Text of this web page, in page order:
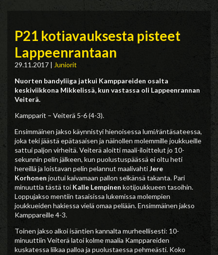
P21 kotiavauksesta pisteet
Lappeenrantaan
29.11.2017 | Juniorit
Nuorten bandyliiga jatkui Kamppareiden osalta
keskiviikkona Mikkelissä, kun vastassa oli Lappeenrannan
Veiterä.
Kampparit – Veiterä 5-6 (4-3).
Ensimmäinen jakso käynnistyi hienoisessa lumi/räntäsateessa,
joka teki jäästä epätasaisen ja näinollen molemmille joukkueille
sattui paljon virheitä. Veiterä aloitti maali-iloittelut jo 10-
sekunnin pelin jälkeen, kun puolustuspäässä ei oltu heti
hereillä ja loistavan pelin pelannut maalivahtiJere
Korhonen joutui kaivamaan pallon selkänsä takanta. Pari
minuuttia tästä toi Kalle Lempinen kotijoukkueen tasoihin.
Loppujakso mentiin tasaisissa lukemissa molempien
joukkueiden hakiessa vielä omaa peliään. Ensimmäinen jakso
Kamppareille 4-3.
Toinen jakso alkoi isäntien kannalta murheellisesti: 10-
minuuttiin Veiterä latoi kolme maalia Kamppareiden
kuskatessa liikaa palloa ja puolustaessa pehmeästi. Koko